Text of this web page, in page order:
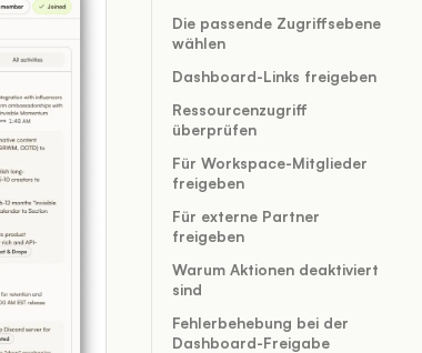
Die passende Zugriffsebene
wählen
Dashboard-Links freigeben
Ressourcenzugriff
überprüfen
Für Workspace-Mitglieder
freigeben
Für externe Partner
freigeben
Warum Aktionen deaktiviert
sind
Fehlerbehebung bei der
Dashboard-Freigabe